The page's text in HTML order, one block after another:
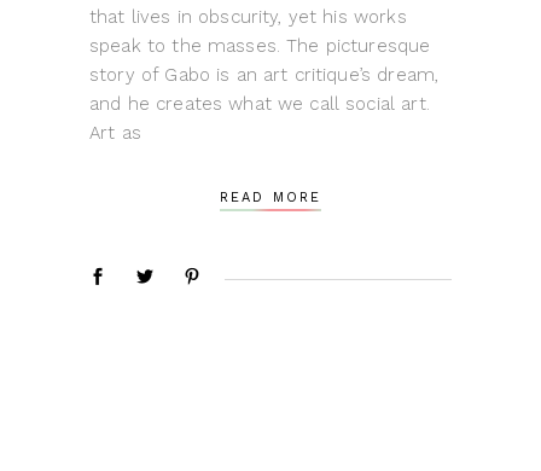
that lives in obscurity, yet his works
speak to the masses. The picturesque
story of Gabo is an art critique’s dream,
and he creates what we call social art.
Art as
READ MORE